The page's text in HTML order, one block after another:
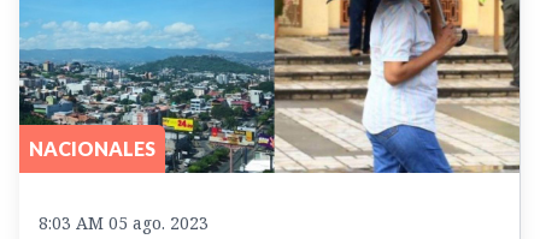
NACIONALES
8:03 AM 05 ago. 2023